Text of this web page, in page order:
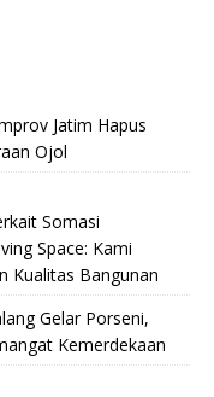
Jatim Hapus
Ojol
Somasi
Space: Kami
Kualitas Bangunan
Gelar Porseni,
Kemerdekaan